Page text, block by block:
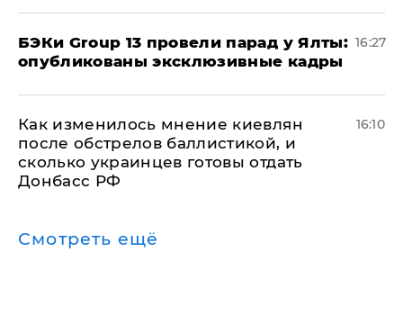
​БЭКи Group 13 провели парад у Ялты:
опубликованы эксклюзивные кадры
16:27
Как изменилось мнение киевлян
после обстрелов баллистикой, и
сколько украинцев готовы отдать
Донбасс РФ
16:10
Смотреть ещё